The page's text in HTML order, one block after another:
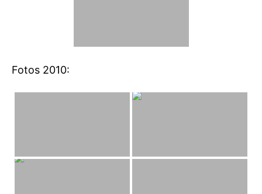
Fotos 2010: